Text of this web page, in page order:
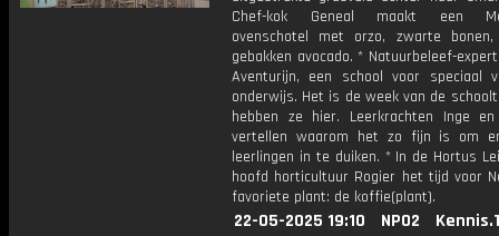
Chef-kok Geneal maakt een
ovenschotel met orzo, zwarte
gebakken avocado. * Natuurbeleef-
Aventurijn, een school voor speciaal
onderwijs. Het is de week van de
hebben ze hier. Leerkrachten Inge en
vertellen waarom het zo fijn is om
leerlingen in te duiken. * In de Hortus
hoofd horticultuur Rogier het tijd voor
favoriete plant: de koffie(plant).
22-05-2025 19:10 NPO2